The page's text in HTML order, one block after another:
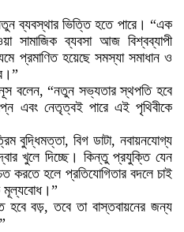
ব্যবস্থার ভিত্তি হতে পারে। “এক
সামাজিক ব্যবসা আজ বিশ্বব্যাপী
প্রমাণিত হয়েছে সমস্যা সমাধান ও
বলেন, “নতুন সভ্যতার স্থপতি হবে
এবং নেতৃত্বই পারে এই পৃথিবীকে
বুদ্ধিমত্তা, বিগ ডাটা, নবায়নযোগ্য
খুলে দিচ্ছে। কিন্তু প্রযুক্তি যেন
করতে হলে প্রতিযোগিতার বদলে চাই
মূল্যবোধ।”
হবে বড়, তবে তা বাস্তবায়নের জন্য